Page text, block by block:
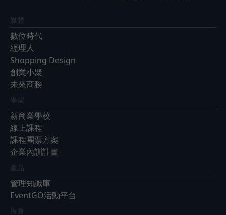
媒體
數位時代
經理人
Shopping Design
創業小聚
未來商務
學習
新商業學校
線上課程
課程團票方案
企業內訓計畫
產品
管理知識庫
EventGO活動平台
展會